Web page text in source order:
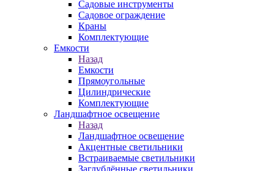
Садовые инструменты
Садовое ограждение
Краны
Комплектующие
Емкости
Назад
Емкости
Прямоугольные
Цилиндрические
Комплектующие
Ландшафтное освещение
Назад
Ландшафтное освещение
Акцентные светильники
Встраиваемые светильники
Заглублённые светильники